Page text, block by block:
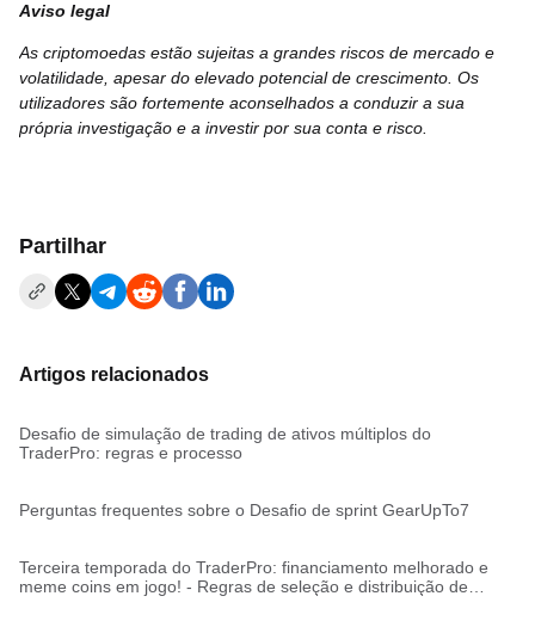
Aviso legal
As criptomoedas estão sujeitas a grandes riscos de mercado e
volatilidade, apesar do elevado potencial de crescimento. Os
utilizadores são fortemente aconselhados a conduzir a sua
própria investigação e a investir por sua conta e risco.
Partilhar
Artigos relacionados
Desafio de simulação de trading de ativos múltiplos do
TraderPro: regras e processo
Perguntas frequentes sobre o Desafio de sprint GearUpTo7
Terceira temporada do TraderPro: financiamento melhorado e
meme coins em jogo! - Regras de seleção e distribuição de